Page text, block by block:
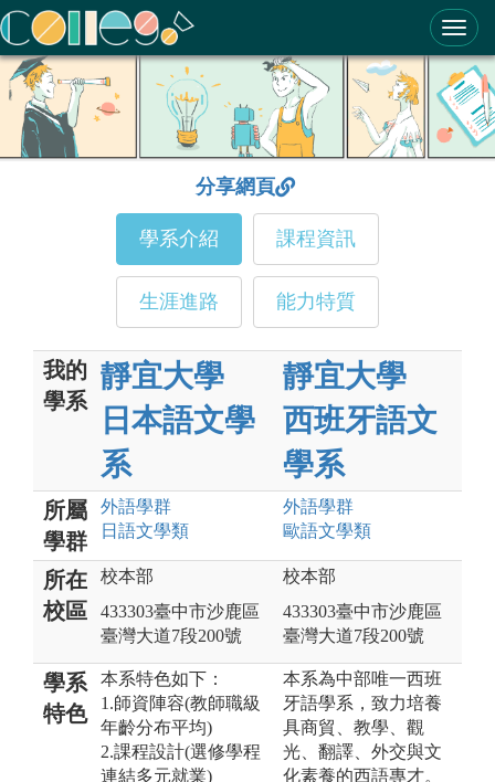
ColleGo! 大學選才與高中育才輔助系統
分享網頁
學系介紹 課程資訊
生涯進路 能力特質
我的
學系
靜宜大學
日本語文學
系
靜宜大學
西班牙語文
學系
所屬
學群
外語學群
日語文學類
外語學群
歐語文學類
所在
校區
校本部
433303臺中市沙鹿區
臺灣大道7段200號
校本部
433303臺中市沙鹿區
臺灣大道7段200號
學系
特色
本系特色如下：
1.師資陣容(教師職級
年齡分布平均)
2.課程設計(選修學程
連結多元就業)
本系為中部唯一西班
牙語學系，致力培養
具商貿、教學、觀
光、翻譯、外交與文
化素養的西語專才。